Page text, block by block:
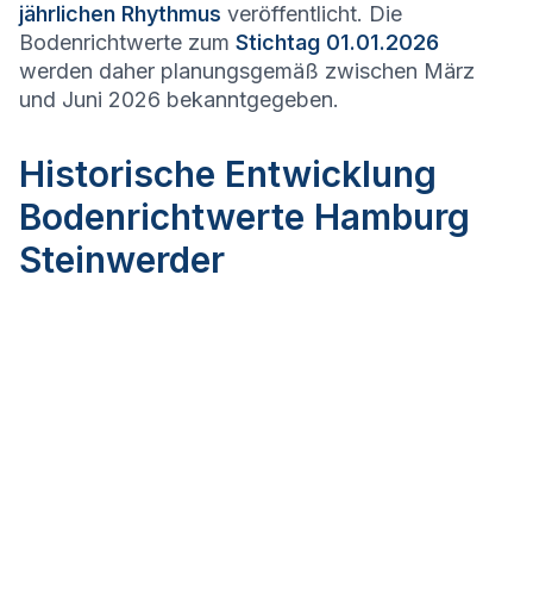
jährlichen Rhythmus veröffentlicht. Die
Bodenrichtwerte zum Stichtag 01.01.2026
werden daher planungsgemäß zwischen März
und Juni 2026 bekanntgegeben.
Historische Entwicklung
Bodenrichtwerte Hamburg
Steinwerder